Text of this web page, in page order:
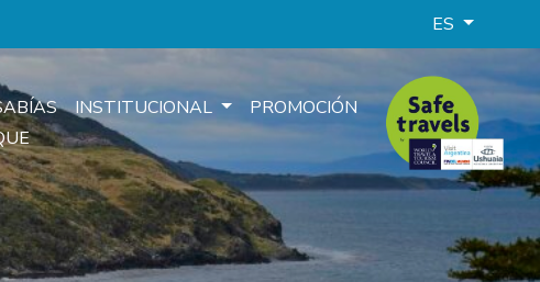
ES
INSTITUCIONAL PROMOCIÓN